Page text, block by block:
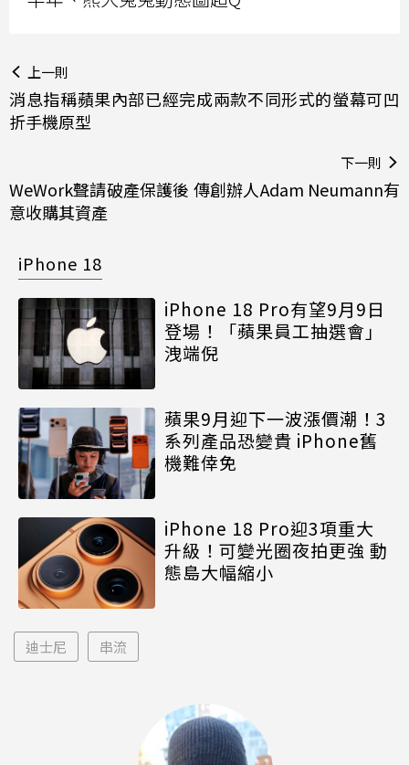
上一則
消息指稱蘋果內部已經完成兩款不同形式的螢幕可凹
折手機原型
下一則
WeWork聲請破產保護後 傳創辦人Adam Neumann有
意收購其資產
iPhone 18
iPhone 18 Pro有望9月9日
登場！「蘋果員工抽選會」
洩端倪
蘋果9月迎下一波漲價潮！3
系列產品恐變貴 iPhone舊
機難倖免
iPhone 18 Pro迎3項重大
升級！可變光圈夜拍更強 動
態島大幅縮小
迪士尼 串流